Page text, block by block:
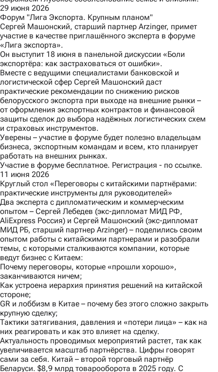
29 июня 2026
Форум "Лига Экспорта. Крупным планом"
Сергей Машонский, старший партнер Arzinger, примет
участие в качестве приглашённого эксперта в форуме
«Лига экспорта».
Он выступит 18 июня в панельной дискуссии «Боли
экспортёра: как застраховаться от ошибки».
Вместе с ведущими специалистами банковской и
логистической сфер Сергей Машонский даст
практические рекомендации по снижению рисков
белорусского экспорта при выходе на внешние рынки –
от оформления экспортных контрактов и финансовой
защиты сделок до выбора надёжных логистических схем
и страховых инструментов.
Уверены – участие в форуме будет полезно владельцам
бизнеса, экспортным командам и всем, кто планирует
работать на внешних рынках.
Участие в форуме бесплатное. Регистрация - по ссылке.
11 июня 2026
Круглый стол «Переговоры с китайскими партнёрами:
практические инструменты для руководителей»
Два эксперта с дипломатическим и коммерческим
опытом – Сергей Лебедев (экс-дипломат МИД РФ,
AliExpress Россия) и Сергей Машонский (экс-дипломат
МИД РБ, старший партнер Arzinger) – поделились своим
опытом работы с китайскими партнерами и разобрали
темы, с которыми сталкиваются компании, которые
ведут бизнес с Китаем:
Почему переговоры, которые «прошли хорошо»,
заканчиваются ничем;
Как устроена иерархия принятия решений на китайской
стороне;
GR и лоббизм в Китае – почему без этого сложно закрыть
крупную сделку;
Тактики затягивания, давления и «потери лица» – как на
них реагировать и как это влияет на сделку.
Актуальность проводимых мероприятий растет, так как
увеличивается масштаб партнёрства. Цифры говорят
сами за себя. Китай – второй торговый партнёр
Беларуси. $8,9 млрд товарооборота в 2025 году. С